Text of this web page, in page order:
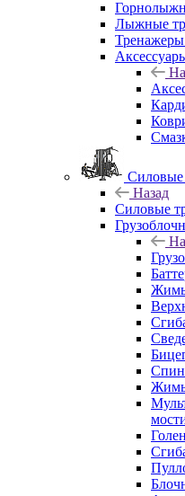
Лыжные
Тренажеры
Силовые
Назад
Силовые
Жимы
Жимы